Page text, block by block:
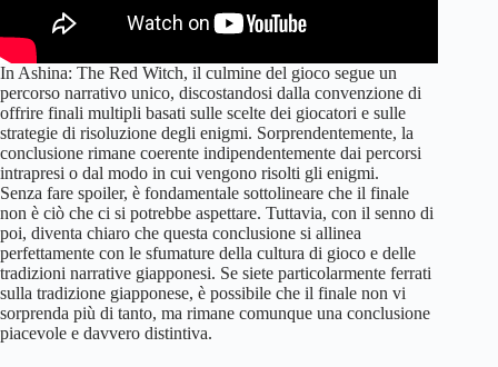
In Ashina: The Red Witch, il culmine del gioco segue un
percorso narrativo unico, discostandosi dalla convenzione di
offrire finali multipli basati sulle scelte dei giocatori e sulle
strategie di risoluzione degli enigmi. Sorprendentemente, la
conclusione rimane coerente indipendentemente dai percorsi
intrapresi o dal modo in cui vengono risolti gli enigmi.
Senza fare spoiler, è fondamentale sottolineare che il finale
non è ciò che ci si potrebbe aspettare. Tuttavia, con il senno di
poi, diventa chiaro che questa conclusione si allinea
perfettamente con le sfumature della cultura di gioco e delle
tradizioni narrative giapponesi. Se siete particolarmente ferrati
sulla tradizione giapponese, è possibile che il finale non vi
sorprenda più di tanto, ma rimane comunque una conclusione
piacevole e davvero distintiva.